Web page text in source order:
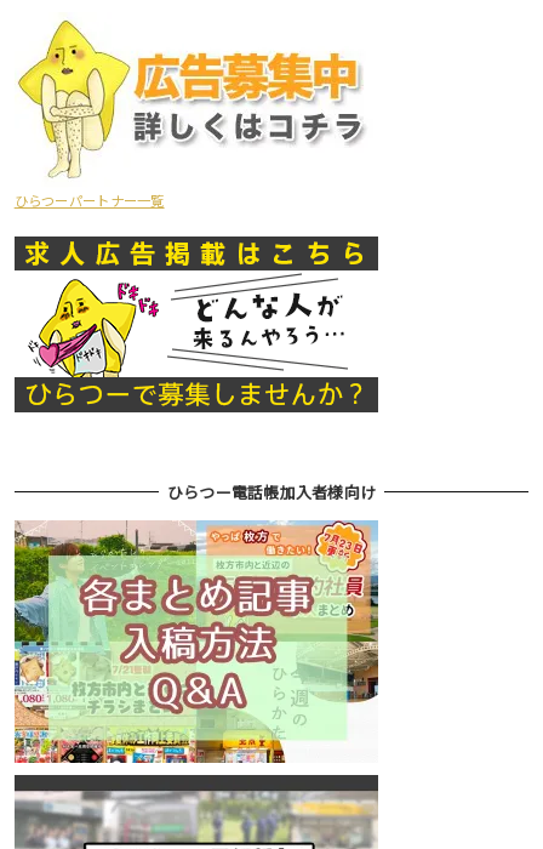
ひらつーパートナー一覧
ひらつー電話帳加入者様向け